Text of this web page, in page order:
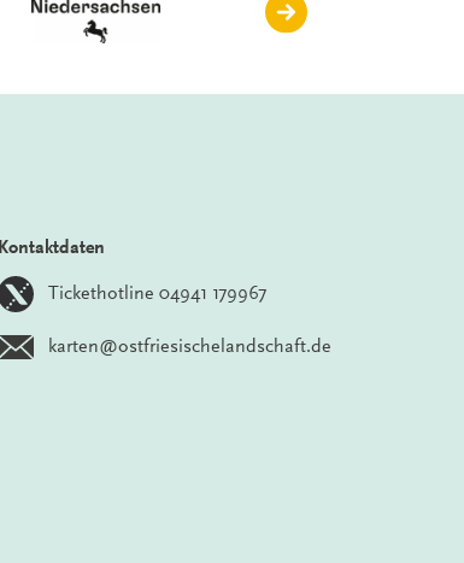
Kontaktdaten
Tickethotline 04941 179967
karten@ostfriesischelandschaft.de